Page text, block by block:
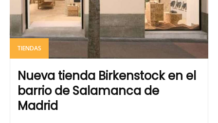
TIENDAS
Nueva tienda Birkenstock en el
barrio de Salamanca de
Madrid